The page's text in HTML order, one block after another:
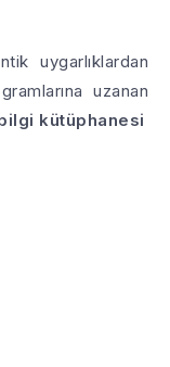
uygarlıklardan
uzanan
kütüphanesi